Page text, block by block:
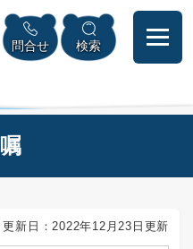
して本文へ
問合せ 検索
更新日：2022年12月23日更新